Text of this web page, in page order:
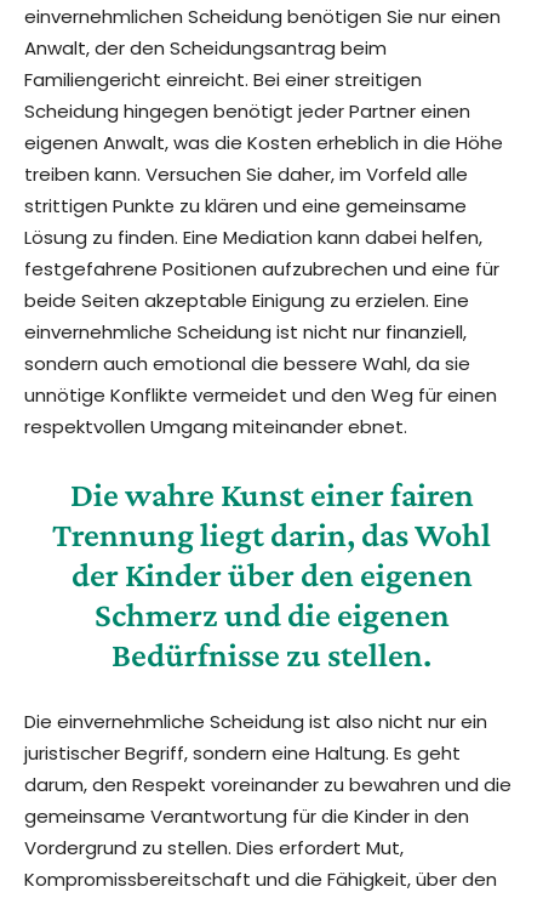
einvernehmlichen Scheidung benötigen Sie nur einen
Anwalt, der den Scheidungsantrag beim
Familiengericht einreicht. Bei einer streitigen
Scheidung hingegen benötigt jeder Partner einen
eigenen Anwalt, was die Kosten erheblich in die Höhe
treiben kann. Versuchen Sie daher, im Vorfeld alle
strittigen Punkte zu klären und eine gemeinsame
Lösung zu finden. Eine Mediation kann dabei helfen,
festgefahrene Positionen aufzubrechen und eine für
beide Seiten akzeptable Einigung zu erzielen. Eine
einvernehmliche Scheidung ist nicht nur finanziell,
sondern auch emotional die bessere Wahl, da sie
unnötige Konflikte vermeidet und den Weg für einen
respektvollen Umgang miteinander ebnet.
Die wahre Kunst einer fairen
Trennung liegt darin, das Wohl
der Kinder über den eigenen
Schmerz und die eigenen
Bedürfnisse zu stellen.
Die einvernehmliche Scheidung ist also nicht nur ein
juristischer Begriff, sondern eine Haltung. Es geht
darum, den Respekt voreinander zu bewahren und die
gemeinsame Verantwortung für die Kinder in den
Vordergrund zu stellen. Dies erfordert Mut,
Kompromissbereitschaft und die Fähigkeit, über den